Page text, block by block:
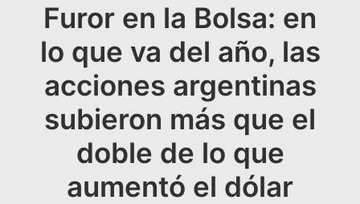
FINANCIAMIENTO PYME
CONTACTO
COMENZAR A OPERAR
Furor en la Bolsa: en
lo que va del año, las
acciones argentinas
subieron más que el
doble de lo que
aumentó el dólar